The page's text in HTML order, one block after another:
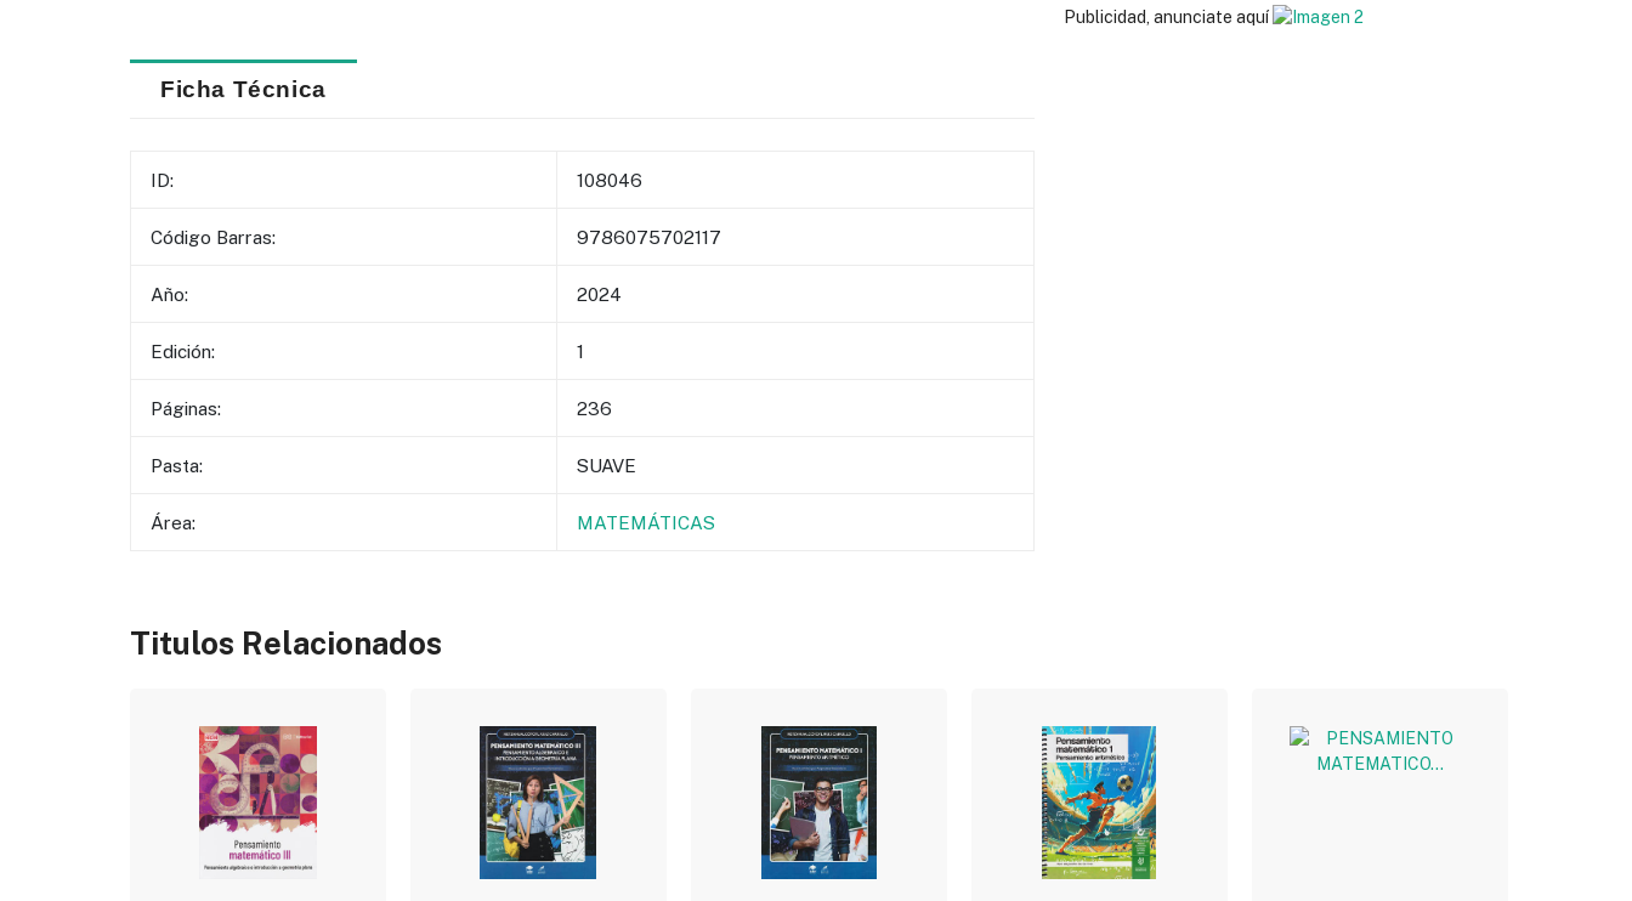
Ficha Técnica
ID: 108046
Código Barras: 9786075702117
Año: 2024
Edición: 1
Páginas: 236
Pasta: SUAVE
Área: MATEMÁTICAS
Publicidad, anunciate aquí
Titulos Relacionados